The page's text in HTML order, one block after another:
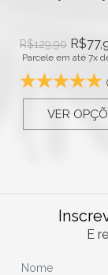
R$129,90 R$
Parcele em até 7x
VER
E